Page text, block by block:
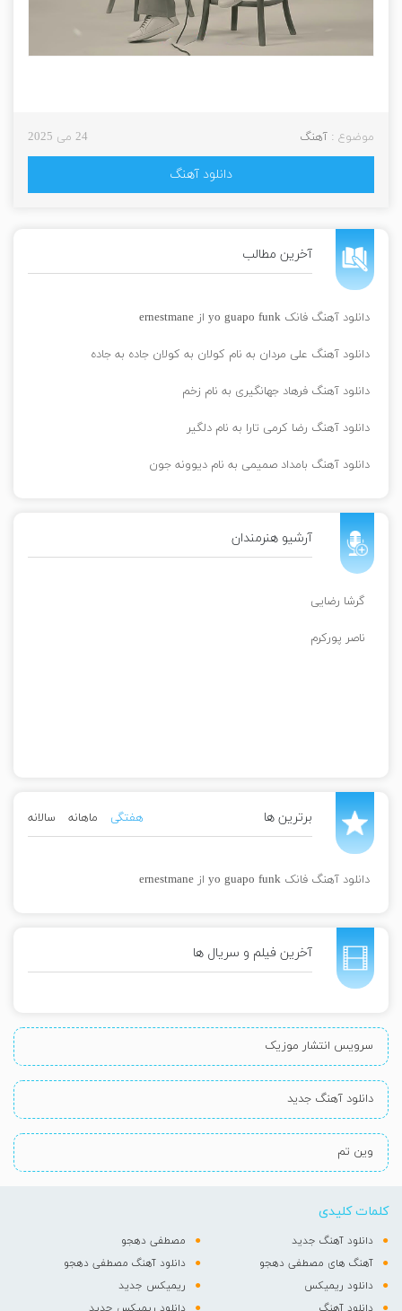
آخرین مطالب
دانلود آهنگ فانک yo guapo funk از ernestmane
دانلود آهنگ علی مردان به نام کولان به کولان جاده به جاده
دانلود آهنگ فرهاد جهانگیری به نام زخم
دانلود آهنگ رضا کرمی تارا به نام دلگیر
دانلود آهنگ بامداد صمیمی به نام دیوونه جون
آرشیو هنرمندان
گرشا رضایی
ناصر پورکرم
برترین ها هفتگی ماهانه سالانه
دانلود آهنگ فانک yo guapo funk از ernestmane
آخرین فیلم و سریال ها
سرویس انتشار موزیک
دانلود آهنگ جدید
وین تم
موضوع : آهنگ 24 می 2025
دانلود آهنگ
کلمات کلیدی
دانلود آهنگ جدید
مصطفی دهجو
آهنگ های مصطفی دهجو
دانلود آهنگ مصطفی دهجو
دانلود ریمیکس
ریمیکس جدید